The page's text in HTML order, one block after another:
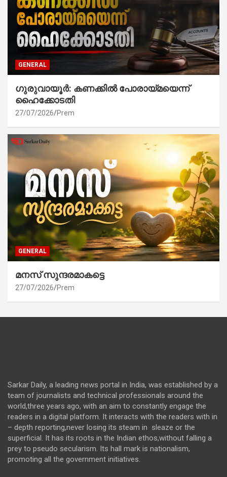
GENERAL
ഗുരുവായൂർ: കണക്കിൽ പോരായ്മയെന്ന്
ഹൈക്കോടതി
27/07/2026 Prem
GENERAL
മനസ് സുന്ദരമാകട്ടെ
27/07/2026 Prem
Sarkar Daily, a leading news portal in India, was established by a
team of journalists and technical professionals around the
world,three years ago, with an aim to constantly engage the
readers in a digital platform. It interacts with the readers with in
– depth reporting,never losing its steam in sleaze or the
superficial. It has its roots in the Indian ethos,without falling a
prey to pseudo secularism. Its hall mark is nationalism,
promoting all the government initiatives.